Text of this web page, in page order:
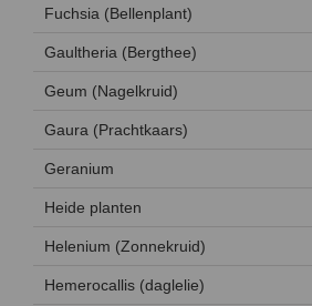
Fuchsia (Bellenplant)
Gaultheria (Bergthee)
Geum (Nagelkruid)
Gaura (Prachtkaars)
Geranium
Heide planten
Helenium (Zonnekruid)
Hemerocallis (daglelie)